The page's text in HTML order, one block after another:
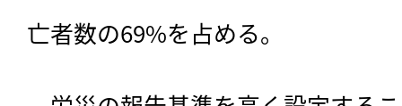
亡者数の69%を占める。